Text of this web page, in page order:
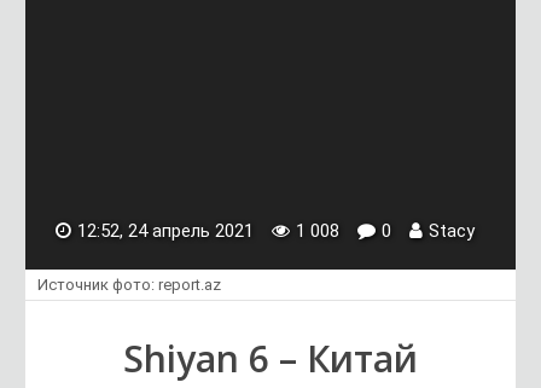
12:52, 24 апрель 2021 1 008 0 Stacy
Источник фото: report.az
Shiyan 6 – Китай